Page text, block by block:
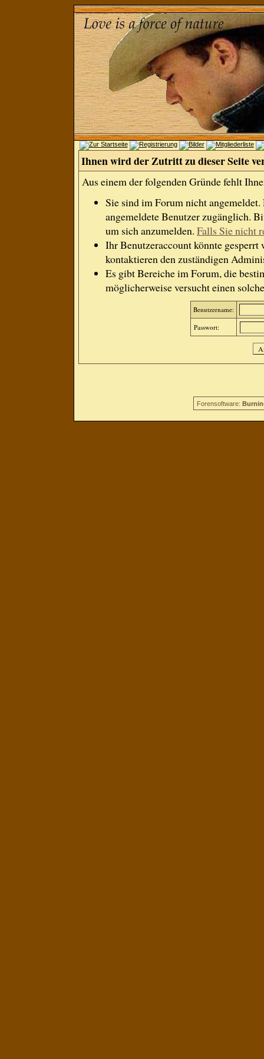
Ihnen wird der Zutritt zu dieser Seite
Aus einem der folgenden Gründe fehlt
Sie sind im Forum nicht
angemeldete Benutzer zugänglich.
um sich anzumelden. Falls Sie nicht
Ihr Benutzeraccount könnte gesperrt
kontaktieren den zuständigen
Es gibt Bereiche im Forum, die
möglicherweise versucht einen
Benutzername:
Passwort:
Forensoftware: